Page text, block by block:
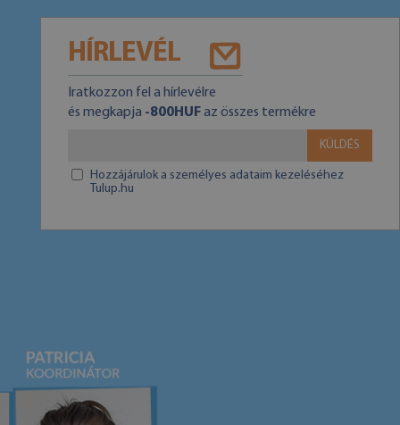
HÍRLEVÉL
Iratkozzon fel a hírlevélre
és megkapja -800HUFaz összes termékre
KÜLDÉS
Hozzájárulok a személyes adataim kezeléséhez
Tulup.hu